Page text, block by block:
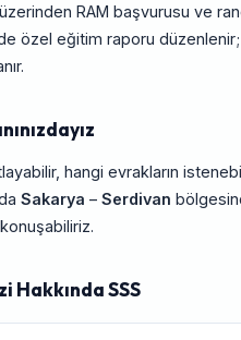
RAM başvurusu ve
özel eğitim raporu
hangi evrakların
Sakarya – Serdivan
SSS